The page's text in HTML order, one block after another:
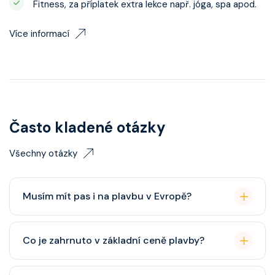
Fitness, za příplatek extra lekce např. jóga, spa apod.
Více informací
Často kladené otázky
Všechny otázky
Musím mít pas i na plavbu v Evropě?
Pas je vždy lepší, ale občanský průkaz pro plavby po
Evropě stačí. Doporučuje se platnost minimálně 6
měsíců po skončení plavby.
Co je zahrnuto v základní ceně plavby?
Ubytování, hlavní restaurace, rautová restaurace,